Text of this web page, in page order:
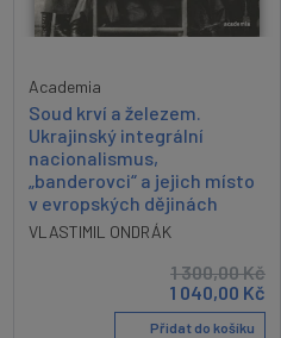
Academia
Soud krví a železem.
Ukrajinský integrální
nacionalismus,
„banderovci“ a jejich místo
v evropských dějinách
VLASTIMIL ONDRÁK
1 300,00Kč
1 040,00 Kč
Přidat do košíku